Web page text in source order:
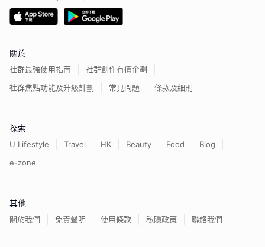
關於
社群最強使用指南
社群創作有價企劃
社群焦點功能及升級計劃
常見問題 條款及細則
探索
U Lifestyle Travel HK Beauty Food
Blog
e-zone
其他
關於我們 免責聲明 使用條款 私隱政策 聯絡我們